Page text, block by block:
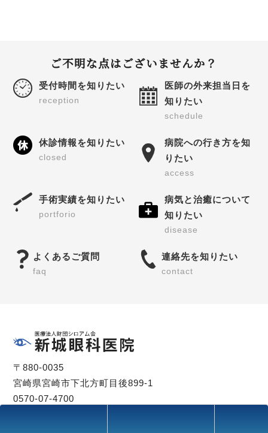
ご不明な点はございませんか？
受付時間を知りたい
reception
医師の外来担当日を
知りたい
schedule
休診情報を知りたい
closed
病院への行き方を知
りたい
access
手術実績を知りたい
portforio
病気と治癒について
知りたい
disease
よくあるご質問
faq
連絡先を知りたい
contact
〒880-0035
宮崎県宮崎市下北方町目後899-1
0570-07-4700